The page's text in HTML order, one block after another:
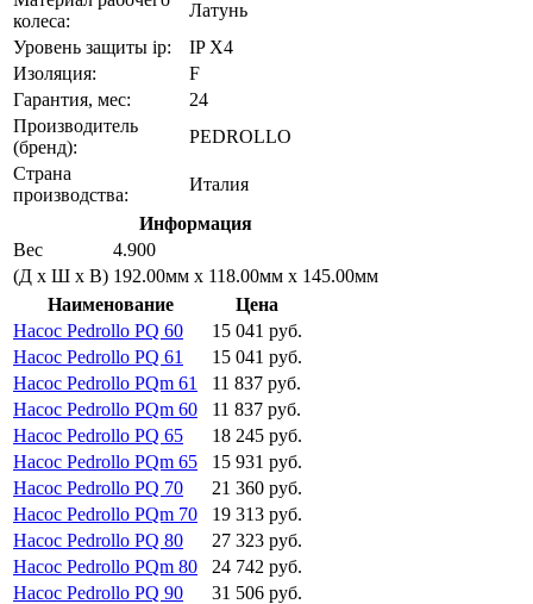
колеса:
Латунь
Уровень защиты ip:
IP X4
Изоляция:
F
Гарантия, мес:
24
Производитель
(бренд):
PEDROLLO
Страна
производства:
Италия
Информация
Вес
4.900
(Д х Ш х В) 192.00мм x 118.00мм x 145.00мм
Наименование
Цена
Насос Pedrollo PQ 60
15 041 руб.
Насос Pedrollo PQ 61
15 041 руб.
Насос Pedrollo PQm 61
11 837 руб.
Насос Pedrollo PQm 60
11 837 руб.
Насос Pedrollo PQ 65
18 245 руб.
Насос Pedrollo PQm 65
15 931 руб.
Насос Pedrollo PQ 70
21 360 руб.
Насос Pedrollo PQm 70
19 313 руб.
Насос Pedrollo PQ 80
27 323 руб.
Насос Pedrollo PQm 80
24 742 руб.
Насос Pedrollo PQ 90
31 506 руб.